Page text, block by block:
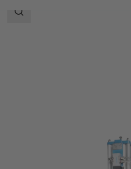
ขอบเขต